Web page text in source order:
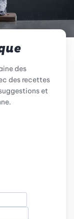
des
des recettes
et